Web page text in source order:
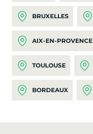
BRUXELLES
AIX-EN-PROVENCE
TOULOUSE
BORDEAUX